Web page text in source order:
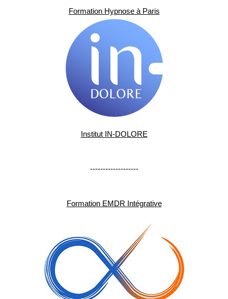
Formation Hypnose à Paris
Institut IN-DOLORE
-------------------
Formation EMDR Intégrative